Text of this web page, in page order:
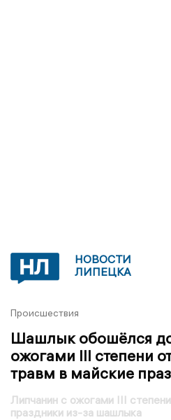
НОВОСТИ
ЛИПЕЦКА
Происшествия
Шашлык обошёлся
ожогами III степени
травм в майские
Липчанин с ожогами III
праздники из-за шашлыка